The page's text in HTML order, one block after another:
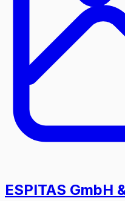
ESPITAS GmbH